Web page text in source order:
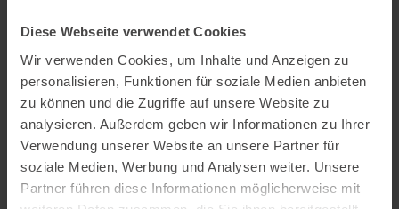
Diese Webseite verwendet Cookies
Wir verwenden Cookies, um Inhalte und Anzeigen zu
personalisieren, Funktionen für soziale Medien anbieten
zu können und die Zugriffe auf unsere Website zu
analysieren. Außerdem geben wir Informationen zu Ihrer
Verwendung unserer Website an unsere Partner für
soziale Medien, Werbung und Analysen weiter. Unsere
Partner führen diese Informationen möglicherweise mit
M 42-44
L 44,5-46,5
XL 47-49
Einheitsgröße 42-47